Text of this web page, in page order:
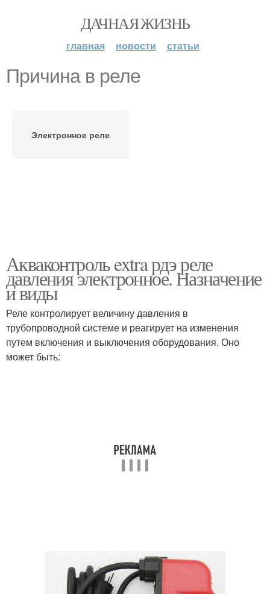
ДАЧНАЯ ЖИЗНЬ
главная новости статьи
Причина в реле
Электронное реле
Акваконтроль extra рдэ реле
давления электронное. Назначение
и виды
Реле контролирует величину давления в
трубопроводной системе и реагирует на изменения
путем включения и выключения оборудования. Оно
может быть: